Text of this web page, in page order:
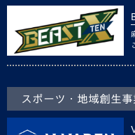
スポーツ・地域創生事